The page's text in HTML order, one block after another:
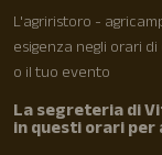
L'agriristoro -
esigenza negli orari
o il tuo evento
La segreteria di
in questi orari